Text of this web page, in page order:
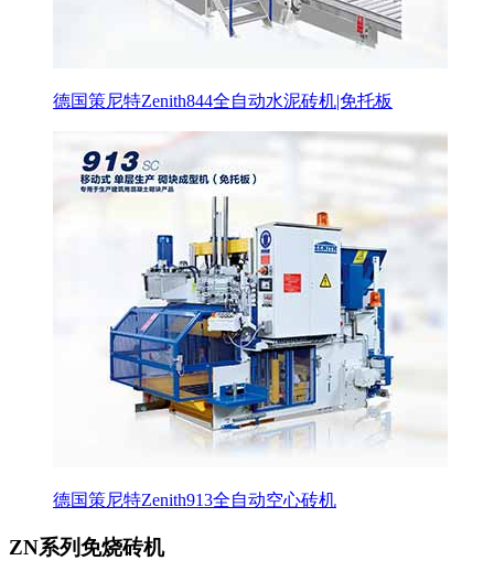
德国策尼特Zenith844全自动水泥砖机|免托板
德国策尼特Zenith913全自动空心砖机
ZN系列免烧砖机